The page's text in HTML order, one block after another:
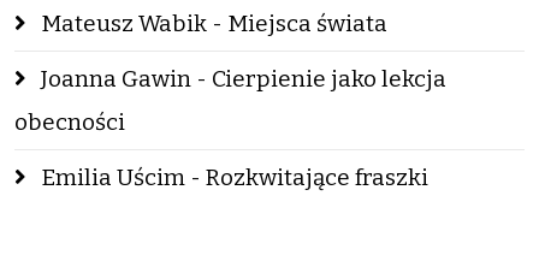
Mateusz Wabik - Miejsca świata
Joanna Gawin - Cierpienie jako lekcja
obecności
Emilia Uścim - Rozkwitające fraszki